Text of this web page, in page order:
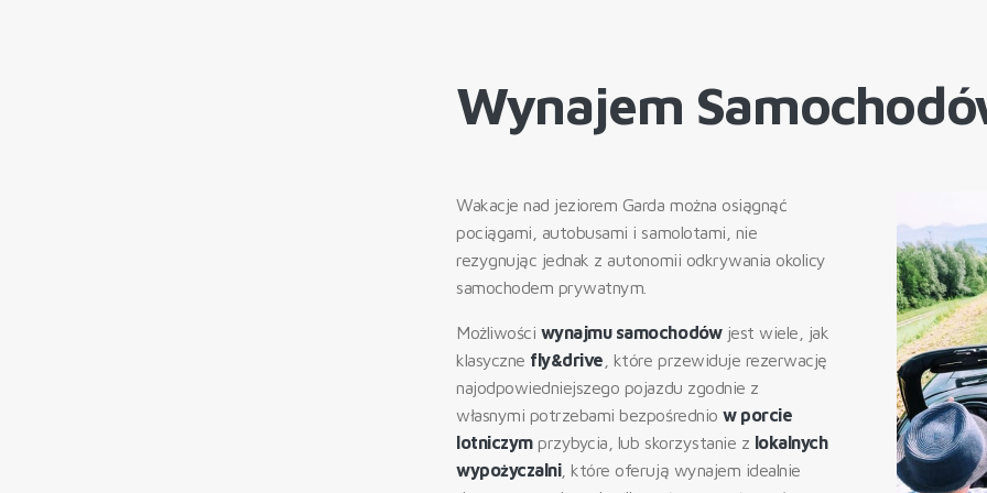
Wynajem
Wakacje nad jeziorem Garda można osiągnąć
pociągami, autobusami i samolotami, nie
rezygnując jednak z autonomii odkrywania okolicy
samochodem prywatnym.
Możliwości wynajmu samochodówjest wiele, jak
klasyczne fly&drive , które przewiduje rezerwację
najodpowiedniejszego pojazdu zgodnie z
własnymi potrzebami bezpośredniow porcie
lotniczymprzybycia, lub skorzystanie z lokalnych
wypożyczalni, które oferują wynajem idealnie